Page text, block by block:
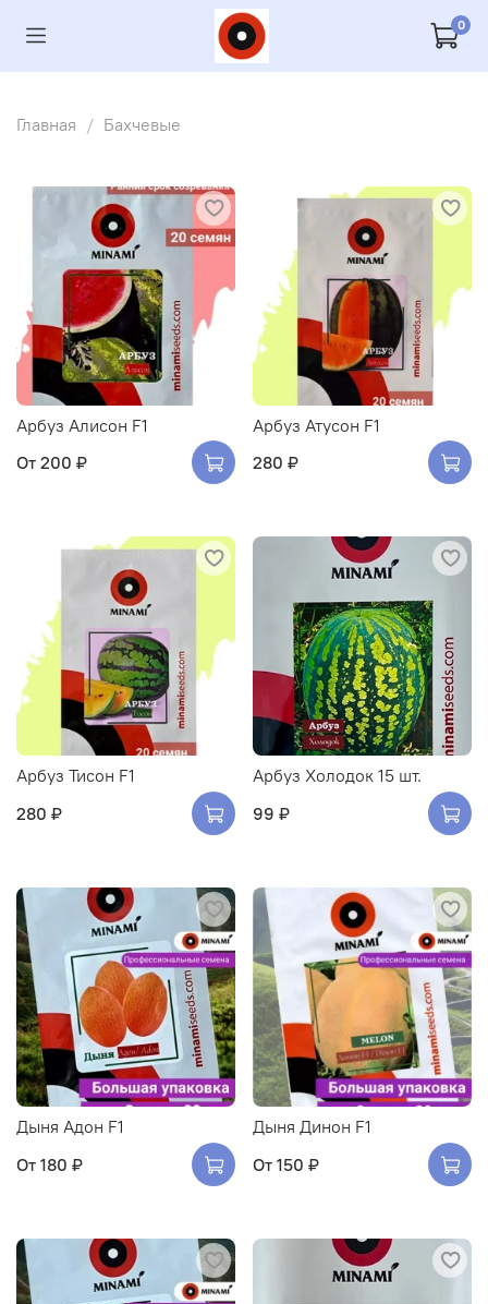
0
Главная Бахчевые
Арбуз Алисон F1
От 200 ₽
Арбуз Атусон F1
280 ₽
Арбуз Тисон F1
280 ₽
Арбуз Холодок 15 шт.
99 ₽
Дыня Адон F1
От 180 ₽
Дыня Динон F1
От 150 ₽